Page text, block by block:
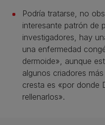
Podría tratarse, no
interesante patrón de
investigadores, hay
una enfermedad
dermoide», aunque
algunos criadores
cresta es «por donde
rellenarlos».